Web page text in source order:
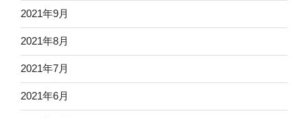
2021年9月
2021年8月
2021年7月
2021年6月